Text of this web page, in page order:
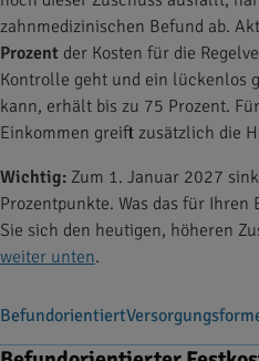
zahnmedizinischen Befund ab.
Prozent der Kosten für die
Kontrolle geht und ein lückenlos
kann, erhält bis zu 75 Prozent.
Einkommen greift zusätzlich die
Wichtig: Zum 1. Januar 2027
Prozentpunkte. Was das für
Sie sich den heutigen, höheren
weiter unten.
Befundorientiert